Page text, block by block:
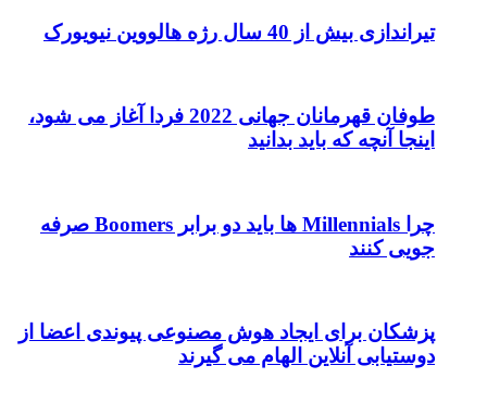
تیراندازی بیش از 40 سال رژه هالووین نیویورک
طوفان قهرمانان جهانی 2022 فردا آغاز می شود،
اینجا آنچه که باید بدانید
چرا Millennials ها باید دو برابر Boomers صرفه
جویی کنند
پزشکان برای ایجاد هوش مصنوعی پیوندی اعضا از
دوستیابی آنلاین الهام می گیرند